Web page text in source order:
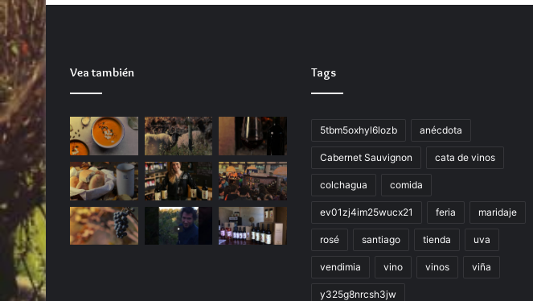
Vea también Tags
5tbm5oxhyl6lozb anécdota
Cabernet Sauvignon cata de vinos
colchagua comida
ev01zj4im25wucx21 feria maridaje
rosé santiago tienda uva
vendimia vino vinos viña
y325g8nrcsh3jw